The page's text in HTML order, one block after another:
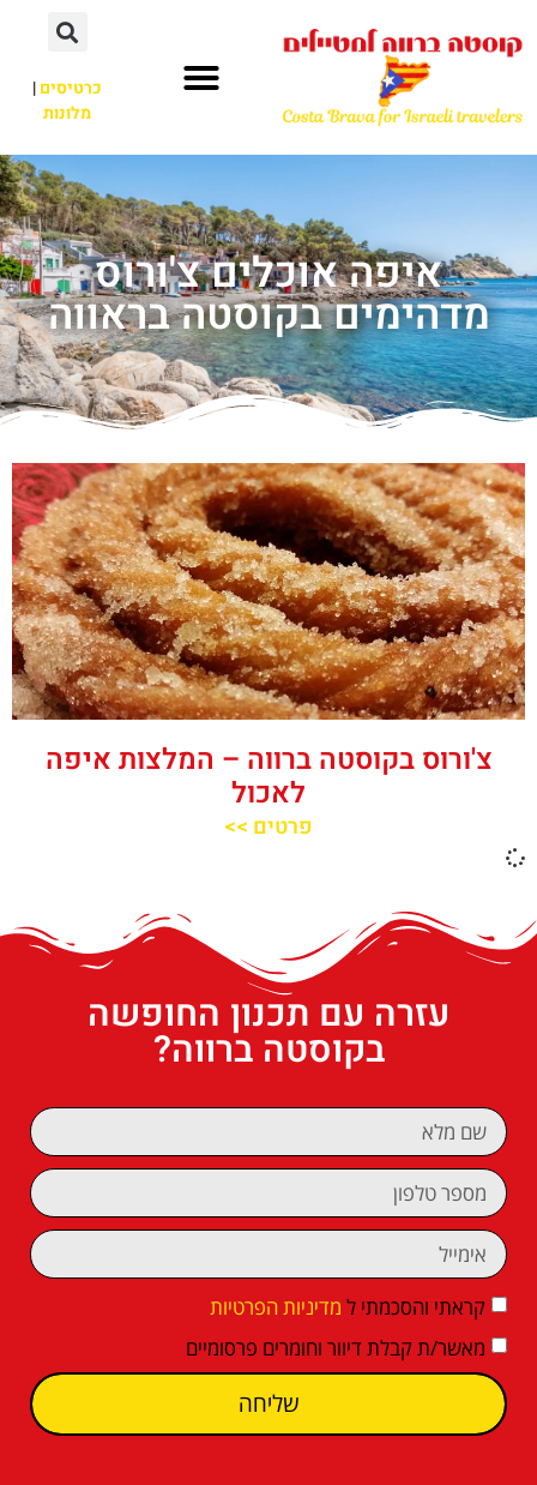
כרטיסים|
מלונות
איפה אוכלים צ'ורוס
מדהימים בקוסטה בראווה
צ'ורוס בקוסטה ברווה – המלצות איפה
לאכול
פרטים >>
עזרה עם תכנון החופשה
בקוסטה ברווה?
קראתי והסכמתי ל מדיניות הפרטיות
מאשר/ת קבלת דיוור וחומרים פרסומיים
שליחה